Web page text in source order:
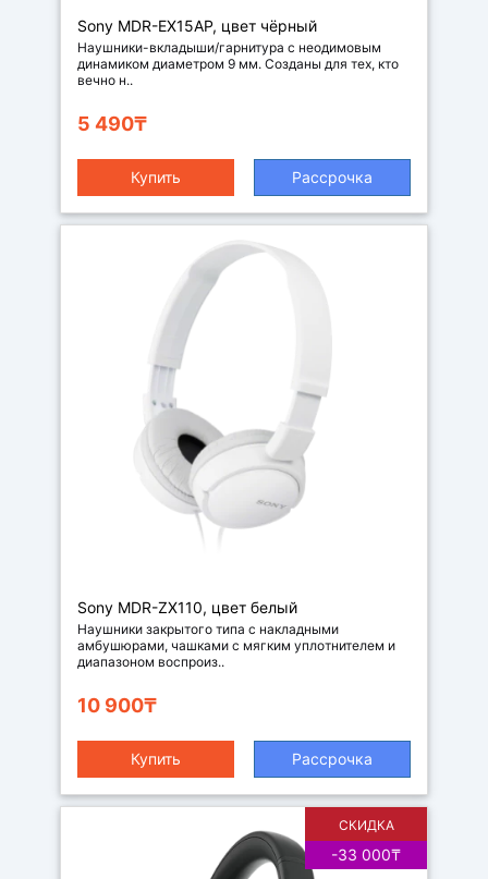
Наушники
-вкладыши
Sony MDR-EX15AP, цвет чёрный
Наушники-вкладыши/гарнитура c неодимовым
динамиком диаметром 9 мм. Созданы для тех, кто
вечно н..
5 490₸
Купить Рассрочка
Наушники
Sony MDR-ZX110, цвет белый
Наушники закрытого типа с накладными
амбушюрами, чашками с мягким уплотнителем и
диапазоном воспроиз..
10 900₸
Купить Рассрочка
СКИДКА
-33 000₸